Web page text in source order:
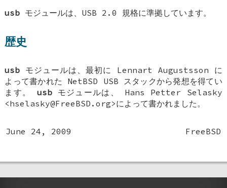
usb モジュールは、USB 2.0 規格に準拠しています。
歴史
usb モジュールは、最初に Lennart Augustsson に
よって書かれた NetBSD USB スタックから発想を得てい
ます。 usbモジュールは、 Hans Petter Selasky
<hselasky@FreeBSD.org>によって書かれました。
June 24, 2009 FreeBSD